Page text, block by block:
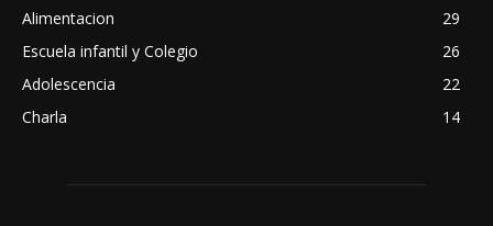
Alimentacion
29
Escuela infantil y Colegio
26
Adolescencia
22
Charla
14